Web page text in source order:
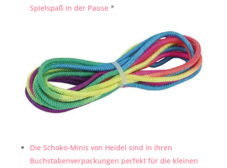
Spielspaß in der Pause*
Die Schoko-Minis von Heidel sind in ihren
Buchstabenverpackungen perfekt für die kleinen